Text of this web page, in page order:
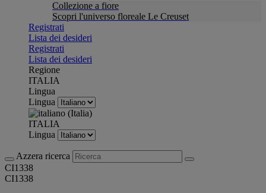
Collezione a fiore
Scopri l'universo floreale Le Creuset
Registrati
Lista dei desideri
Registrati
Lista dei desideri
Regione
ITALIA
Lingua
Lingua
ITALIA
Lingua
Azzera ricerca
CI1338
CI1338